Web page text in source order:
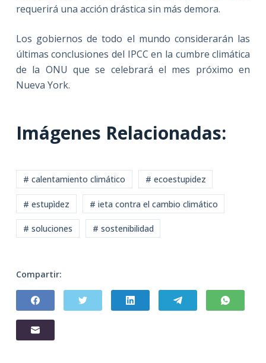
requerirá una acción drástica sin más demora.
Los gobiernos de todo el mundo considerarán las
últimas conclusiones del IPCC en la cumbre climática
de la ONU que se celebrará el mes próximo en
Nueva York.
Imágenes Relacionadas:
# calentamiento climático # ecoestupidez
# estupìdez # ieta contra el cambio climático
# soluciones # sostenibilidad
Compartir: